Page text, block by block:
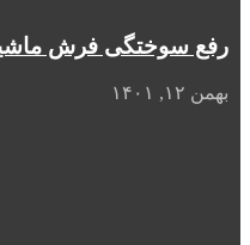
رفع سوختگی فرش
بهمن ۱۲, ۱۴۰۱